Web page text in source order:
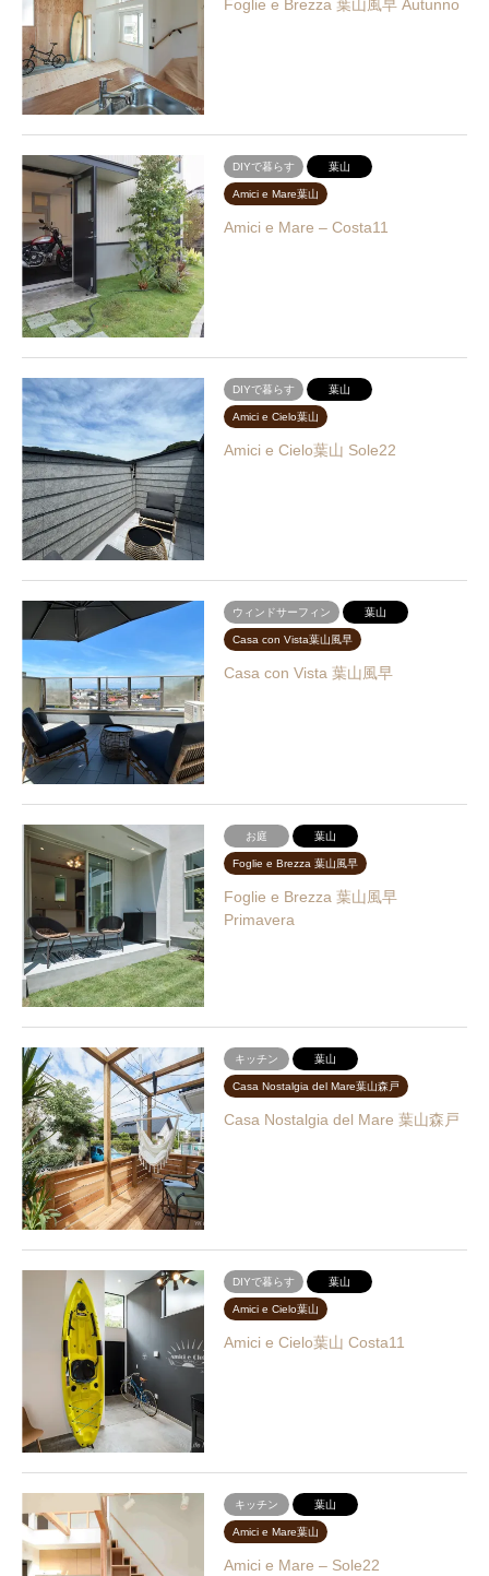
Foglie e Brezza 葉山風早 Autunno
DIYで暮らす 葉山
Amici e Mare葉山
Amici e Mare – Costa11
DIYで暮らす 葉山
Amici e Cielo葉山
Amici e Cielo葉山 Sole22
ウィンドサーフィン 葉山
Casa con Vista葉山風早
Casa con Vista 葉山風早
お庭 葉山
Foglie e Brezza 葉山風早
Foglie e Brezza 葉山風早
Primavera
キッチン 葉山
Casa Nostalgia del Mare葉山森戸
Casa Nostalgia del Mare 葉山森戸
DIYで暮らす 葉山
Amici e Cielo葉山
Amici e Cielo葉山 Costa11
キッチン 葉山
Amici e Mare葉山
Amici e Mare – Sole22